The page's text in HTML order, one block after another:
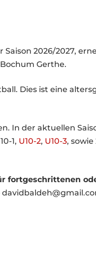
2026/2027,
Gerthe.
Dies ist eine
In der aktuellen
1, U10-2, U10-3, sowie
fortgeschrittenen